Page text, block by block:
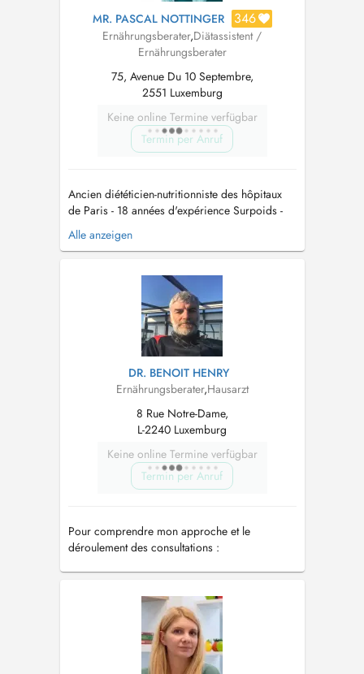
MR. PASCAL NOTTINGER 346
Ernährungsberater,Diätassistent /
Ernährungsberater
75, Avenue Du 10 Septembre,
2551 Luxemburg
Keine online Termine verfügbar
Termin per Anruf
Ancien diététicien-nutritionniste des hôpitaux
de Paris - 18 années d'expérience Surpoids -
Obésité - Diabètes Maigrir sans avoir faim et
sans être fatigué. Stabilisation durable du
femme enceinte : préparation de la grossesse
et de la PMA, contrôle ...
Alle anzeigen
DR. BENOIT HENRY
Ernährungsberater,Hausarzt
8 Rue Notre-Dame,
L-2240 Luxemburg
Keine online Termine verfügbar
Termin per Anruf
Pour comprendre mon approche et le
déroulement des consultations :